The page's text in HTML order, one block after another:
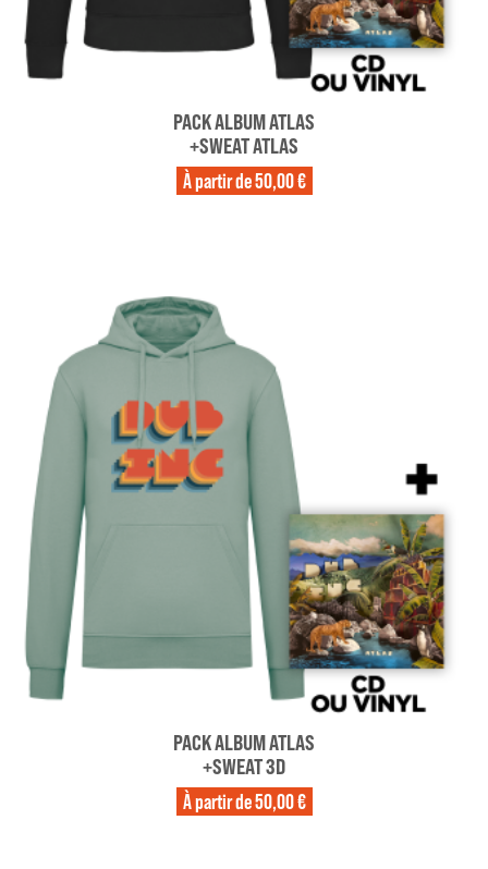
PACK ALBUM ATLAS
+SWEAT ATLAS
À partir de50,00 €
PACK ALBUM ATLAS
+SWEAT 3D
À partir de50,00 €